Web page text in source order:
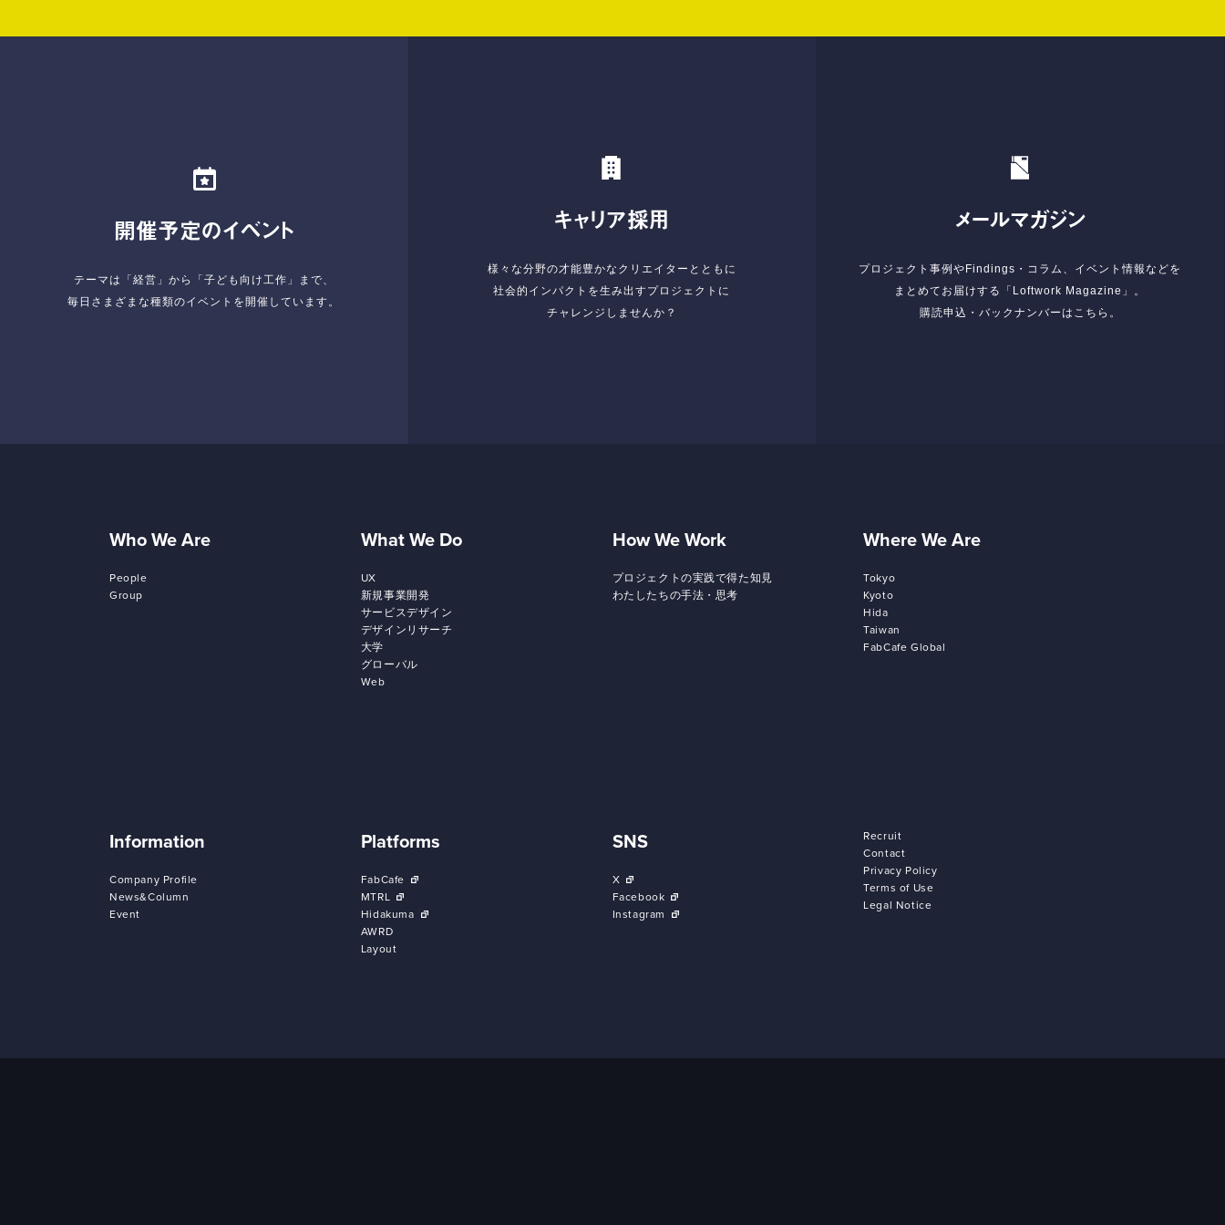
開催予定のイベント
テーマは「経営」から「子ども向け工作」まで、
毎日さまざまな種類のイベントを開催しています。
キャリア採用
様々な分野の才能豊かなクリエイターとともに
社会的インパクトを生み出すプロジェクトに
チャレンジしませんか？
メールマガジン
プロジェクト事例やFindings・コラム、イベント情報などを
まとめてお届けする「Loftwork Magazine」。
購読申込・バックナンバーはこちら。
Who We Are
People
Group
What We Do
UX
新規事業開発
サービスデザイン
デザインリサーチ
大学
グローバル
Web
How We Work
プロジェクトの実践で得た知見
わたしたちの手法・思考
Where We Are
Tokyo
Kyoto
Hida
Taiwan
FabCafe Global
Information
Company Profile
News&Column
Event
Platforms
FabCafe
MTRL
Hidakuma
AWRD
Layout
SNS
X
Facebook
Instagram
Recruit
Contact
Privacy Policy
Terms of Use
Legal Notice